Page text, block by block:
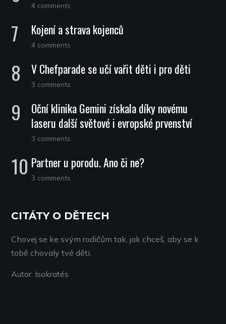
4 comments
Kojení a strava kojenců
4 comments
V Chefparade se učí vařit děti i pro děti
3 comments
Oční klinika Gemini získala díky novému
laseru další světové i evropské prvenství
3 comments
Partner u porodu. Ano či ne?
3 comments
CITÁTY O DĚTECH
Chovej se ke svým rodičům tak, jak chceš, aby se k
tobě chovaly tvé děti.
Autor: Isokratés